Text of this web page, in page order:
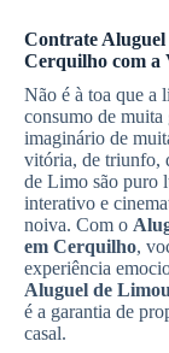
Contrate Aluguel
Cerquilho com a
Não é à toa que a
consumo de muita
imaginário de
vitória, de triunfo,
de Limo são puro
interativo e
noiva. Com o
em Cerquilho,
experiência
Aluguel de
é a garantia de
casal.